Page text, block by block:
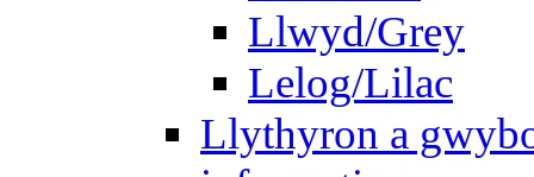
Llwyd/Grey
Lelog/Lilac
Llythyron a